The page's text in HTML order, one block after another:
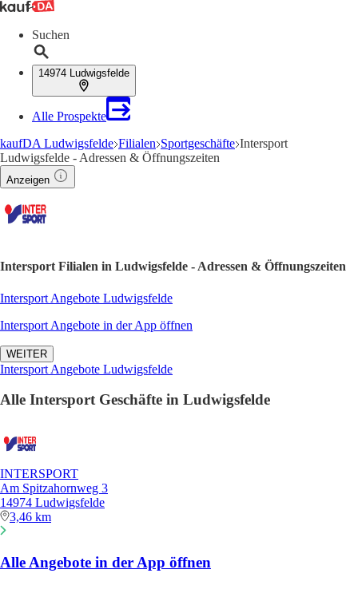
Suchen
14974 Ludwigsfelde
Alle Prospekte
kaufDA Ludwigsfelde Filialen Sportgeschäfte Intersport
Ludwigsfelde - Adressen & Öffnungszeiten
Anzeigen
Intersport Filialen in Ludwigsfelde - Adressen & Öffnungszeiten
Intersport Angebote Ludwigsfelde
Intersport Angebote in der App öffnen
WEITER
Intersport Angebote Ludwigsfelde
Alle Intersport Geschäfte in Ludwigsfelde
INTERSPORT
Am Spitzahornweg 3
14974 Ludwigsfelde
3,46 km
Alle Angebote in der App öffnen